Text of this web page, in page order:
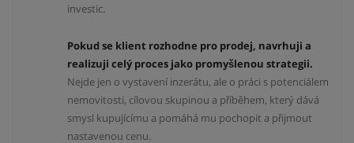
investic.
Pokud se klient rozhodne pro prodej, navrhuji a
realizuji celý proces jako promyšlenou strategii.
Nejde jen o vystavení inzerátu, ale o práci s potenciálem
nemovitosti, cílovou skupinou a příběhem, který dává
smysl kupujícímu a pomáhá mu pochopit a přijmout
nastavenou cenu.